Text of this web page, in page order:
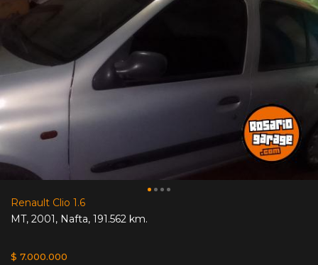
Renault Clio 1.6
MT, 2001, Nafta, 191.562 km.
$ 7.000.000